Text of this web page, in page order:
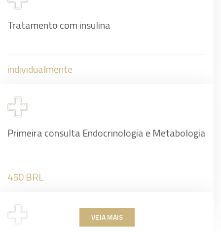
Tratamento com insulina
individualmente
Primeira consulta Endocrinologia e Metabologia
450 BRL
VEJA MAIS